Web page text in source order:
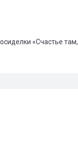
«Счастье